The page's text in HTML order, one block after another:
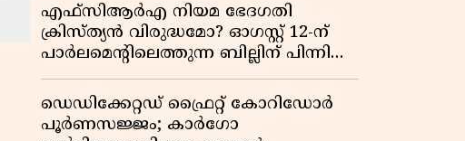
എഫ്സിആർഎ നിയമ ഭേദഗതി
ക്രിസ്ത്യൻ വിരുദ്ധമോ? ഓഗസ്റ്റ് 12-ന്
പാർലമെന്റിലെത്തുന്ന ബില്ലിന് പിന്നിലെ
യഥാർത്ഥ അജണ്ട എന്ത്?
ഡെഡിക്കേറ്റഡ് ഫ്രൈറ്റ് കോറിഡോർ
പൂർണസജ്ജം; കാർഗോ